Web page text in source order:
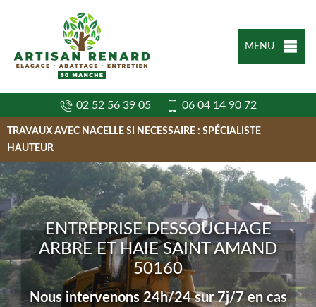
MENU
02 52 56 39 05 06 04 14 90 72
TRAVAUX AVEC NACELLE SI NECESSAIRE : SPÉCIALISTE
HAUTEUR
ENTREPRISE DESSOUCHAGE
ARBRE ET HAIE SAINT AMAND
50160
Nous intervenons 24h/24 sur 7j/7 en cas